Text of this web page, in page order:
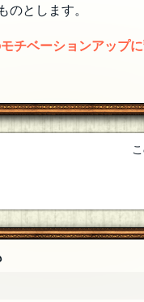
のとします。
チベーションアップ